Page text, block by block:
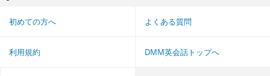
初めての方へ よくある質問
利用規約 DMM英会話トップへ